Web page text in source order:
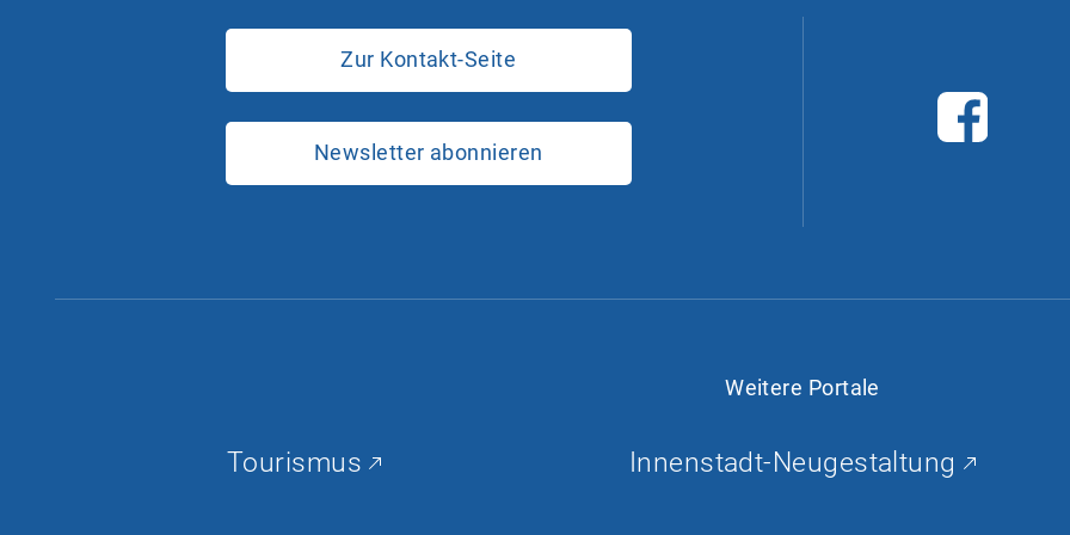
Zur Kontakt-Seite
Newsletter abonnieren
F
a
o
Weitere Portale
Tourismus Innenstadt-Neugestaltung